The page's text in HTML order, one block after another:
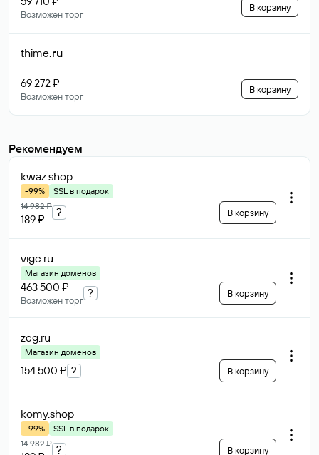
Возможен торг
В корзину
thime.ru
69 272 ₽
Возможен торг
В корзину
Рекомендуем
kwaz.shop
-99%
SSL в подарок
14 982 ₽
189 ₽
? В корзину
vigc.ru
Магазин доменов
463 500 ₽
Возможен торг
? В корзину
zcg.ru
Магазин доменов
154 500 ₽ ? В корзину
komy.shop
-99%
SSL в подарок
14 982 ₽ ? В корзину